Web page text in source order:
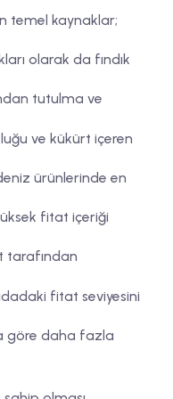
temel kaynaklar;
olarak da fındık
tutulma ve
ve kükürt içeren
ürünlerinde en
fitat içeriği
tarafından
fitat seviyesini
göre daha fazla